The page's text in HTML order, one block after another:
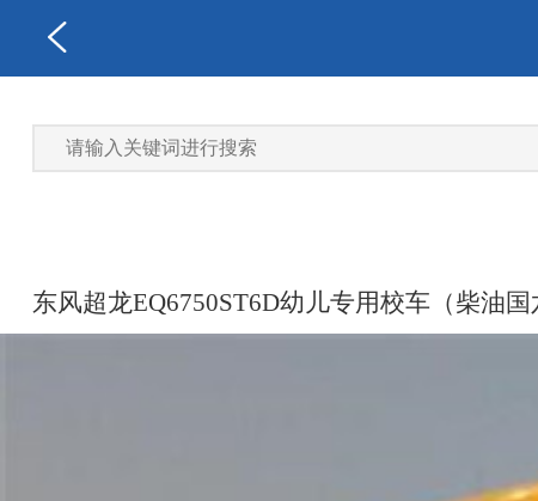
东风超龙EQ6750ST6D幼儿专用校车（柴油国